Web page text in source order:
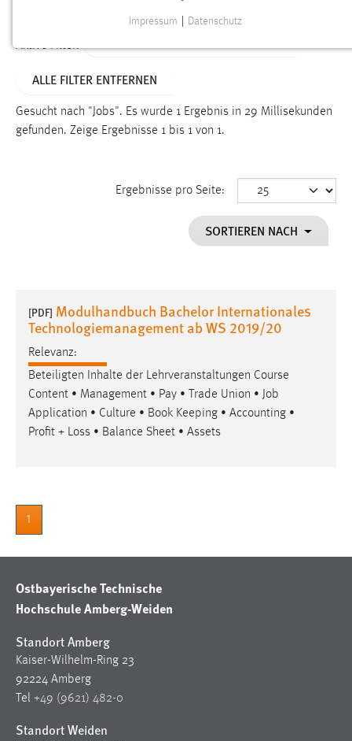
Aktive Filter:
ALLE FILTER ENTFERNEN
Gesucht nach "Jobs". Es wurde 1 Ergebnis in 29 Millisekunden
gefunden. Zeige Ergebnisse 1 bis 1 von 1.
Ergebnisse pro Seite:
SORTIEREN NACH
[PDF] Modulhandbuch Bachelor Internationales
Technologiemanagement ab WS 2019/20
Relevanz:
Beteiligten Inhalte der Lehrveranstaltungen Course
Content • Management • Pay • Trade Union • Job
Application • Culture • Book Keeping • Accounting •
Profit + Loss • Balance Sheet • Assets
1
Ostbayerische Technische
Hochschule Amberg-Weiden
Standort Amberg
Kaiser-Wilhelm-Ring 23
92224 Amberg
Tel +49 (9621) 482-0
Standort Weiden
Funktionen und sind für die einwandfreie Funktion der
Einverständnis
cookie_consent
Dieser Cookie speichert die ausgewählten Einverständnis-
Performance
Name:
staticfilecache
Zweck:
Für performante Seitenauslieferung wird in diesem Cookie
Das Cookie speichert die gewählte Sprache der Website.
30 Tage
Chat
MibewSessionID, MIBEW_UserID, mibew_locale, mibew-
Impressum Datenschutz